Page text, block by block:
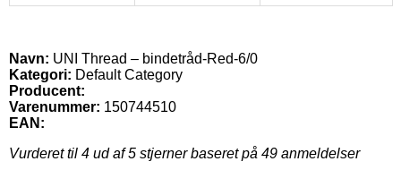
Navn: UNI Thread – bindetråd-Red-6/0
Kategori: Default Category
Producent:
Varenummer: 150744510
EAN:
Vurderet til 4 ud af 5 stjerner baseret på 49 anmeldelser